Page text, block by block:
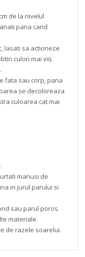
de la nivelul
pana cand
lasati sa actioneze
culori mai vii).
fata sau corp, pana
se decoloreaza
culoarea cat mai
manusi de
in jurul parului si
sau parul poros.
materiale.
de razele soarelui.